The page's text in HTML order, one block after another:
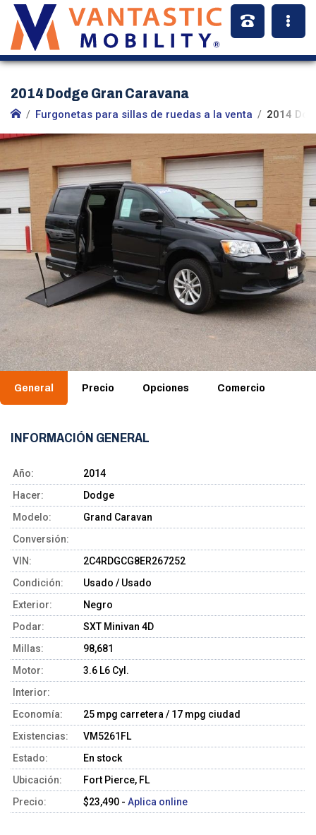
2014 Dodge Gran Caravana
Furgonetas para sillas de ruedas a la venta 2014
General Precio Opciones Comercio
INFORMACIÓN GENERAL
Año:
2014
Hacer:
Dodge
Modelo:
Grand Caravan
Conversión:
VIN:
2C4RDGCG8ER267252
Condición:
Usado / Usado
Exterior:
Negro
Podar:
SXT Minivan 4D
Millas:
98,681
Motor:
3.6 L6 Cyl.
Interior:
Economía:
25 mpg carretera / 17 mpg ciudad
Existencias:
VM5261FL
Estado:
En stock
Ubicación:
Fort Pierce, FL
Precio:
$23,490 - Aplica online